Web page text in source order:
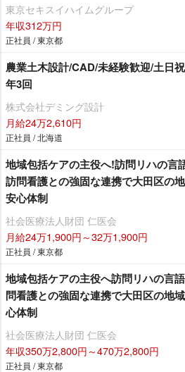
東京セキスイハイムグループ
年収312万円
正社員 / 東京都
農業土木設計/CAD/未経験歓迎/土日
年3回
株式会社デミング設計
月給24万2,610円
正社員 / 北海道
地域包括ケアの主役へ!訪問リハの
訪問看護との強固な連携で大田区の
安心体制
社会医療法人財団 仁医会
月給24万1,900円～32万1,900円
正社員 / 東京都
地域包括ケアの主役へ訪問リハの言
問看護との強固な連携で大田区の地
心体制
社会医療法人財団 仁医会
年収350万2,800円～470万2,800円
正社員 / 東京都